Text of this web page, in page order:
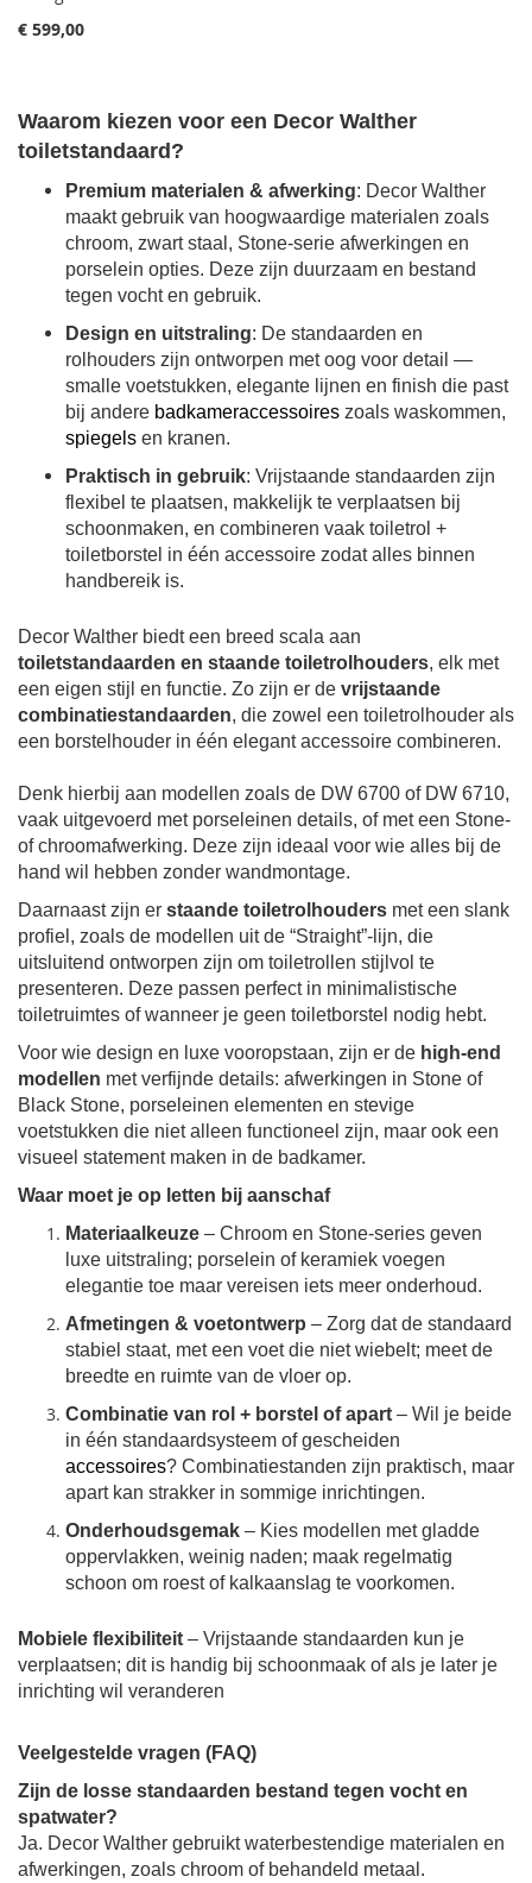
€ 599,00
Waarom kiezen voor een Decor Walther
toiletstandaard?
Premium materialen & afwerking: Decor Walther
maakt gebruik van hoogwaardige materialen zoals
chroom, zwart staal, Stone‑serie afwerkingen en
porselein opties. Deze zijn duurzaam en bestand
tegen vocht en gebruik.
Design en uitstraling: De standaarden en
rolhouders zijn ontworpen met oog voor detail —
smalle voetstukken, elegante lijnen en finish die past
bij andere badkameraccessoires zoals waskommen,
spiegels en kranen.
Praktisch in gebruik: Vrijstaande standaarden zijn
flexibel te plaatsen, makkelijk te verplaatsen bij
schoonmaken, en combineren vaak toiletrol +
toiletborstel in één accessoire zodat alles binnen
handbereik is.
Decor Walther biedt een breed scala aan
toiletstandaarden en staande toiletrolhouders, elk met
een eigen stijl en functie. Zo zijn er de vrijstaande
combinatiestandaarden, die zowel een toiletrolhouder als
een borstelhouder in één elegant accessoire combineren.
Denk hierbij aan modellen zoals de DW 6700 of DW 6710,
vaak uitgevoerd met porseleinen details, of met een Stone-
of chroomafwerking. Deze zijn ideaal voor wie alles bij de
hand wil hebben zonder wandmontage.
Daarnaast zijn er staande toiletrolhouders met een slank
profiel, zoals de modellen uit de “Straight”-lijn, die
uitsluitend ontworpen zijn om toiletrollen stijlvol te
presenteren. Deze passen perfect in minimalistische
toiletruimtes of wanneer je geen toiletborstel nodig hebt.
Voor wie design en luxe vooropstaan, zijn er de high-end
modellen met verfijnde details: afwerkingen in Stone of
Black Stone, porseleinen elementen en stevige
voetstukken die niet alleen functioneel zijn, maar ook een
visueel statement maken in de badkamer.
Waar moet je op letten bij aanschaf
Materiaalkeuze – Chroom en Stone‑series geven
luxe uitstraling; porselein of keramiek voegen
elegantie toe maar vereisen iets meer onderhoud.
Afmetingen & voetontwerp – Zorg dat de standaard
stabiel staat, met een voet die niet wiebelt; meet de
breedte en ruimte van de vloer op.
Combinatie van rol + borstel of apart – Wil je beide
in één standaardsysteem of gescheiden
accessoires? Combinatiestanden zijn praktisch, maar
apart kan strakker in sommige inrichtingen.
Onderhoudsgemak – Kies modellen met gladde
oppervlakken, weinig naden; maak regelmatig
schoon om roest of kalkaanslag te voorkomen.
Mobiele flexibiliteit – Vrijstaande standaarden kun je
verplaatsen; dit is handig bij schoonmaak of als je later je
inrichting wil veranderen
Veelgestelde vragen (FAQ)
Zijn de losse standaarden bestand tegen vocht en
spatwater?
Ja. Decor Walther gebruikt waterbestendige materialen en
afwerkingen, zoals chroom of behandeld metaal.